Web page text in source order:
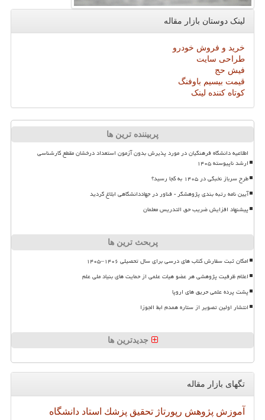
لینک دوستان بازار مقاله
خرید و فروش خودرو
طراحی سایت
فیش حج
قیمت بیسیم باوفنگ
کوتاه کننده لینک
پربیننده ترین ها
اطلاعیه دانشگاه فرهنگیان در مورد پذیرش بدون آزمون استعداد درخشان مقطع کارشناسی
ارشد ناپیوسته ۱۴۰۵
طرح سرباز نخبگی در ۱۴۰۵ به کجا رسید؟
آیین نامه رتبه بندی پژوهشگر - فناور در جهاددانشگاهی ابلاغ گردید
پیشنهاد افزایش ضریب حق التدریس معلمان
پربحث ترین ها
امکان ثبت سفارش کتاب های درسی برای سال تحصیلی ۱۴۰۶–۱۴۰۵
اعلام ظرفیت پژوهشی هر عضو هیات علمی از حمایت های بنیاد ملی علم
پشت پرده علمی حریق های اروپا
انتشار اولین تصویر از ستاره همدم ابط الجوزا
جدیدترین ها
تگهای بازار مقاله
آموزش پژوهش رپورتاژ تحقیق پزشك استاد دانشگاه